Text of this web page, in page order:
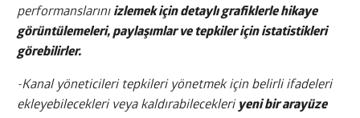
performanslarını izlemek için detaylı grafiklerle hikaye
görüntülemeleri, paylaşımlar ve tepkiler için istatistikleri
görebilirler.
-Kanal yöneticileri tepkileri yönetmek için belirli ifadeleri
ekleyebilecekleri veya kaldırabilecekleri yeni bir arayüze